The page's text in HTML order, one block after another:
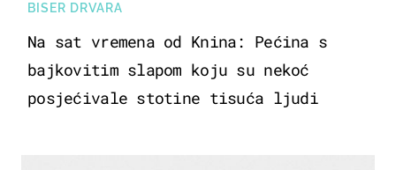
BISER DRVARA
Na sat vremena od Knina: Pećina s
bajkovitim slapom koju su nekoć
posjećivale stotine tisuća ljudi